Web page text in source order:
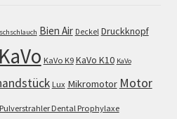
Bien Air Deckel Druckknopf
KaVo KaVo K9 KaVo K10 KaVo
Lux Mikromotor Motor
Pulverstrahler Dental Prophylaxe